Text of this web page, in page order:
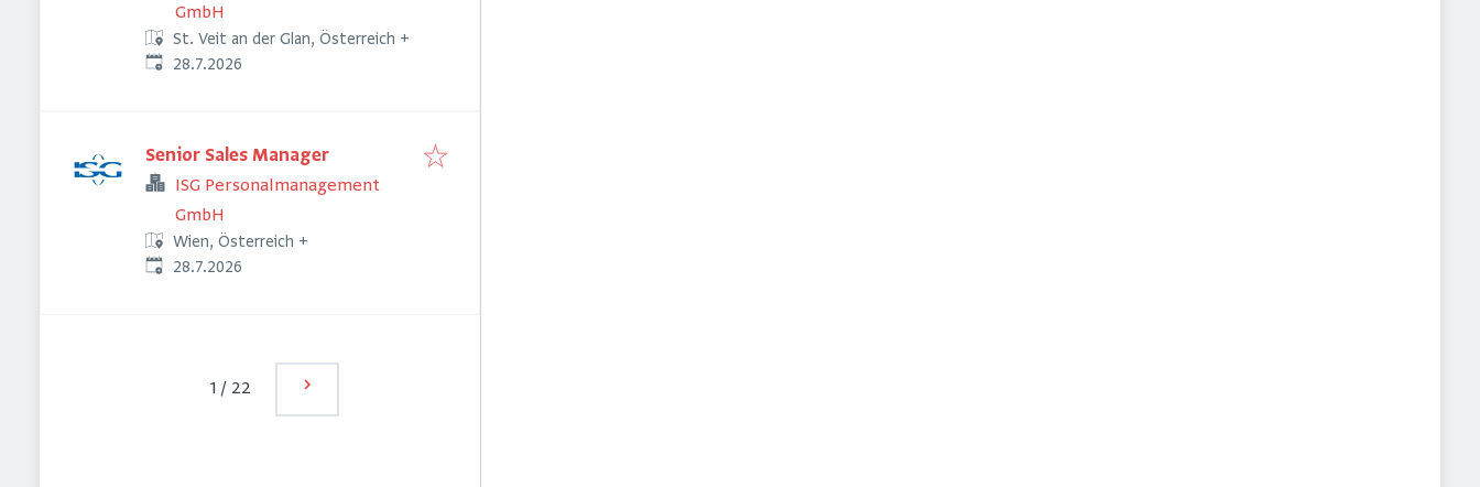
GmbH
St. Veit an der Glan, Österreich +
Veröffentlicht
28.7.2026
Senior Sales Manager
ISG Personalmanagement
GmbH
Wien, Österreich +
Veröffentlicht
28.7.2026
1/ 22